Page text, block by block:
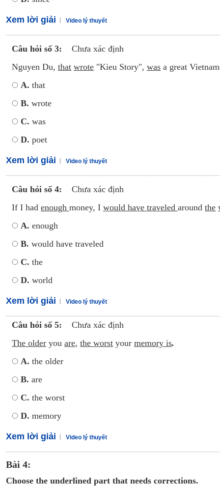
Xem lời giải Video lý thuyết
Câu hỏi số 3:
Chưa xác định
Nguyen Du, that wrote "Kieu Story", was a great
A. that
B. wrote
C. was
D. poet
Xem lời giải Video lý thuyết
Câu hỏi số 4:
Chưa xác định
If I had enough money, I would have traveled around the
A. enough
B. would have traveled
C. the
D. world
Xem lời giải Video lý thuyết
Câu hỏi số 5:
Chưa xác định
The older you are, the worst your memory is.
A. the older
B. are
C. the worst
D. memory
Xem lời giải Video lý thuyết
Bài 4:
Choose the underlined part that needs corrections.